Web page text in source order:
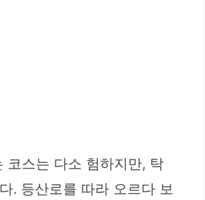
코스는 다소 험하지만, 탁
. 등산로를 따라 오르다 보